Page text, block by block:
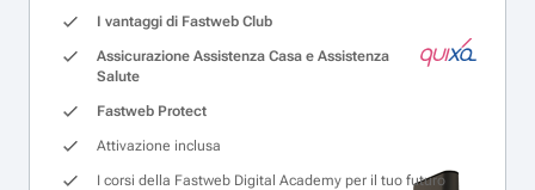
I vantaggi di Fastweb Club
Assicurazione Assistenza Casa e Assistenza
Salute
Fastweb Protect
Attivazione inclusa
I corsi della Fastweb Digital Academy per il tuo futuro